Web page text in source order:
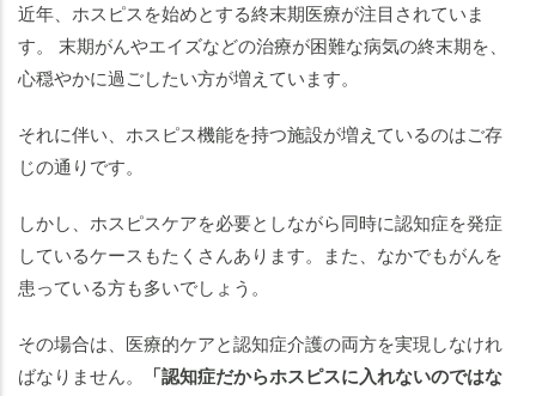
近年、ホスピスを始めとする終末期医療が注目されていま
す。 末期がんやエイズなどの治療が困難な病気の終末期を、
心穏やかに過ごしたい方が増えています。
それに伴い、ホスピス機能を持つ施設が増えているのはご存
じの通りです。
しかし、ホスピスケアを必要としながら同時に認知症を発症
しているケースもたくさんあります。また、なかでもがんを
患っている方も多いでしょう。
その場合は、医療的ケアと認知症介護の両方を実現しなけれ
ばなりません。
「認知症だからホスピスに入れないのではな
の
方
で
ス
ピ
入
れ
な
い
ケ